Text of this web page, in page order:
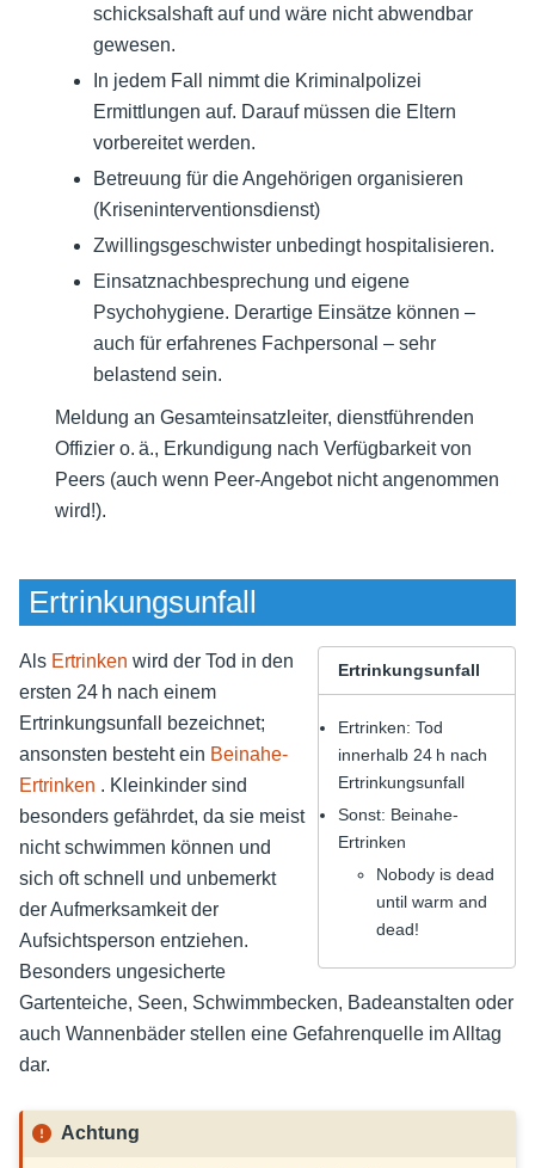
schicksalshaft auf und wäre nicht abwendbar
gewesen.
In jedem Fall nimmt die Kriminalpolizei
Ermittlungen auf. Darauf müssen die Eltern
vorbereitet werden.
Betreuung für die Angehörigen organisieren
(Kriseninterventionsdienst)
Zwillingsgeschwister unbedingt hospitalisieren.
Einsatznachbesprechung und eigene
Psychohygiene. Derartige Einsätze können –
auch für erfahrenes Fachpersonal – sehr
belastend sein.
Meldung an Gesamteinsatzleiter, dienstführenden
Offizier o. ä., Erkundigung nach Verfügbarkeit von
Peers (auch wenn Peer-Angebot nicht angenommen
wird!).
Ertrinkungsunfall
Ertrinkungsunfall
Ertrinken: Tod
innerhalb 24 h nach
Ertrinkungsunfall
Sonst: Beinahe-
Ertrinken
Nobody is dead
until warm and
dead!
Als Ertrinken wird der Tod in den
ersten 24 h nach einem
Ertrinkungsunfall bezeichnet;
ansonsten besteht ein Beinahe-
Ertrinken . Kleinkinder sind
besonders gefährdet, da sie meist
nicht schwimmen können und
sich oft schnell und unbemerkt
der Aufmerksamkeit der
Aufsichtsperson entziehen.
Besonders ungesicherte
Gartenteiche, Seen, Schwimmbecken, Badeanstalten oder
auch Wannenbäder stellen eine Gefahrenquelle im Alltag
dar.
Achtung